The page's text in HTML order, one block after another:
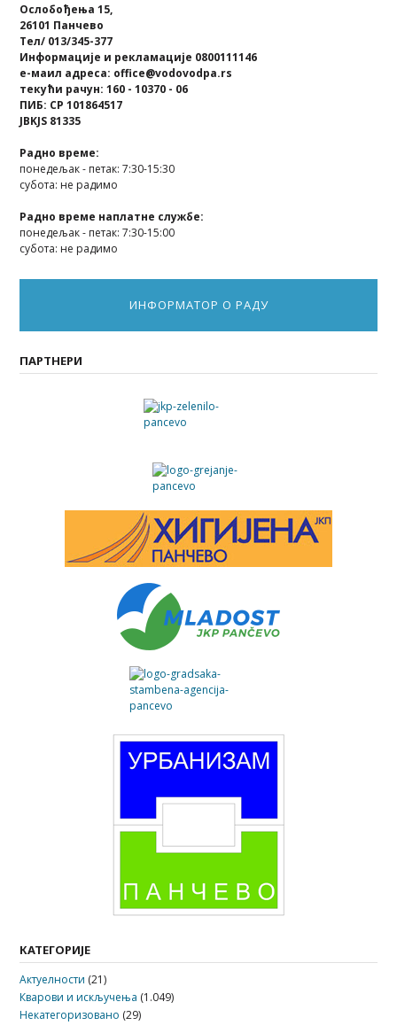
Ослобођења 15,
26101 Панчево
Тел/ 013/345-377
Информације и рекламације 0800111146
е-маил адреса: office@vodovodpa.rs
текући рачун: 160 - 10370 - 06
ПИБ: СР 101864517
JBKJS 81335
Радно време:
понедељак - петак: 7:30-15:30
субота: не радимо
Радно време наплатне службе:
понедељак - петак: 7:30-15:00
субота: не радимо
ИНФОРМАТОР О РАДУ
ПАРТНЕРИ
КАТЕГОРИЈЕ
Актуелности (21)
Кварови и искључења (1.049)
Некатегоризовано (29)